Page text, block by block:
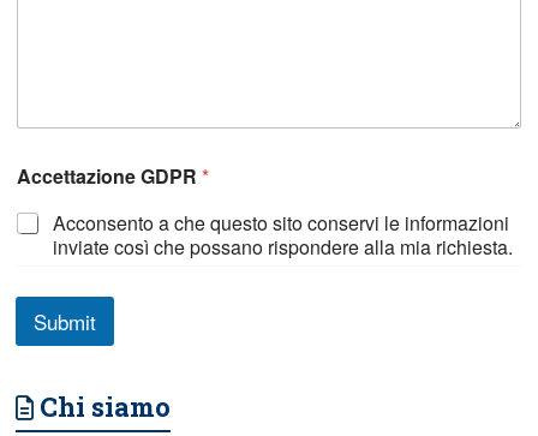
t
a
z
i
o
Accettazione GDPR*
Acconsento a che questo sito conservi le informazioni
inviate così che possano rispondere alla mia richiesta.
Submit
Chi siamo